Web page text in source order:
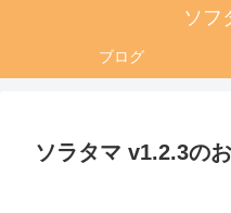
ソフ
ブログ
ソラタマ v1.2.3の